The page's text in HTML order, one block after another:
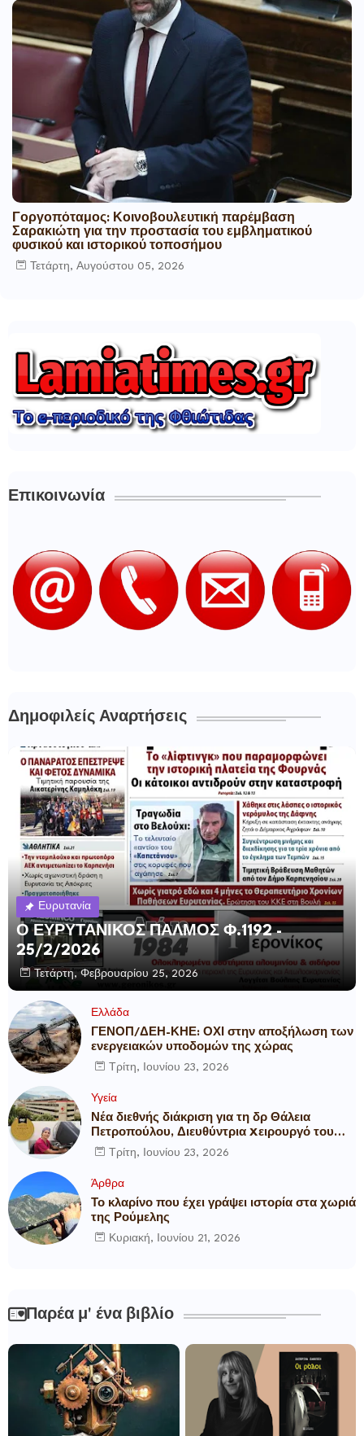
Γοργοπόταμος: Κοινοβουλευτική παρέμβαση
Σαρακιώτη για την προστασία του εμβληματικού
φυσικού και ιστορικού τοποσήμου
Τετάρτη, Αυγούστου 05, 2026
Επικοινωνία
Δημοφιλείς Αναρτήσεις
Ευρυτανία
Ο ΕΥΡΥΤΑΝΙΚΟΣ ΠΑΛΜΟΣ Φ.1192 -
25/2/2026
Τετάρτη, Φεβρουαρίου 25, 2026
Ελλάδα
ΓΕΝΟΠ/ΔΕΗ-ΚΗΕ: ΟΧΙ στην αποξήλωση των
ενεργειακών υποδομών της χώρας
Τρίτη, Ιουνίου 23, 2026
Υγεία
Νέα διεθνής διάκριση για τη δρ Θάλεια
Πετροπούλου, Διευθύντρια Xειρουργό του
Metropolitan General
Τρίτη, Ιουνίου 23, 2026
Άρθρα
Το κλαρίνο που έχει γράψει ιστορία στα χωριά
της Ρούμελης
Κυριακή, Ιουνίου 21, 2026
Παρέα μ' ένα βιβλίο